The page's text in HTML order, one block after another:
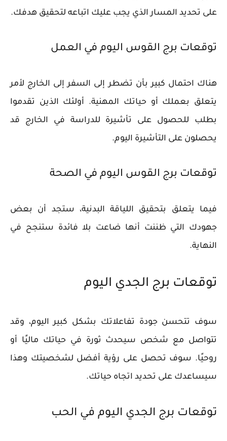
على تحديد المسار الذي يجب عليك اتباعه لتحقيق هدفك.
توقعات برج القوس اليوم في العمل
هناك احتمال كبير بأن تضطر إلى السفر إلى الخارج لأمر
يتعلق بعملك أو حياتك المهنية. أولئك الذين تقدموا
بطلب للحصول على تأشيرة للدراسة في الخارج قد
يحصلون على التأشيرة اليوم.
توقعات برج القوس اليوم في الصحة
فيما يتعلق بتحقيق اللياقة البدنية، ستجد أن بعض
جهودك التي ظننت أنها ضاعت بلا فائدة ستنجح في
النهاية.
توقعات برج الجدي اليوم
سوف تتحسن جودة تفاعلاتك بشكل كبير اليوم، وقد
تتواصل مع شخص سيحدث ثورة في حياتك ماليًا أو
روحيًا. سوف تحصل على رؤية أفضل لشخصيتك وهذا
سيساعدك على تحديد اتجاه حياتك.
توقعات برج الجدي اليوم في الحب